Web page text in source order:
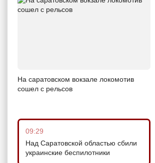
На саратовском вокзале локомотив
сошел с рельсов
09:29
Над Саратовской областью сбили
украинские беспилотники